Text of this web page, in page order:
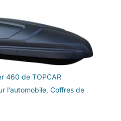
460 de TOPCAR
l’automobile, Coffres de